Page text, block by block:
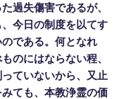
過失傷害であるが、
今日の制度を以てす
である。何となれ
のにはならない程、
ていないから、又止
ても、本教浄霊の価